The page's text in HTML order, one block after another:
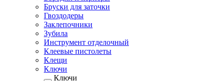
Бруски для заточки
Гвоздодеры
Заклепочники
Зубила
Инструмент отделочный
Клеевые пистолеты
Клещи
Ключи
Ключи